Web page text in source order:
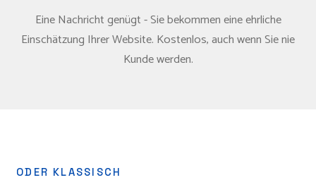
Eine Nachricht genügt - Sie bekommen eine ehrliche
Einschätzung Ihrer Website. Kostenlos, auch wenn Sie nie
Kunde werden.
ODER KLASSISCH